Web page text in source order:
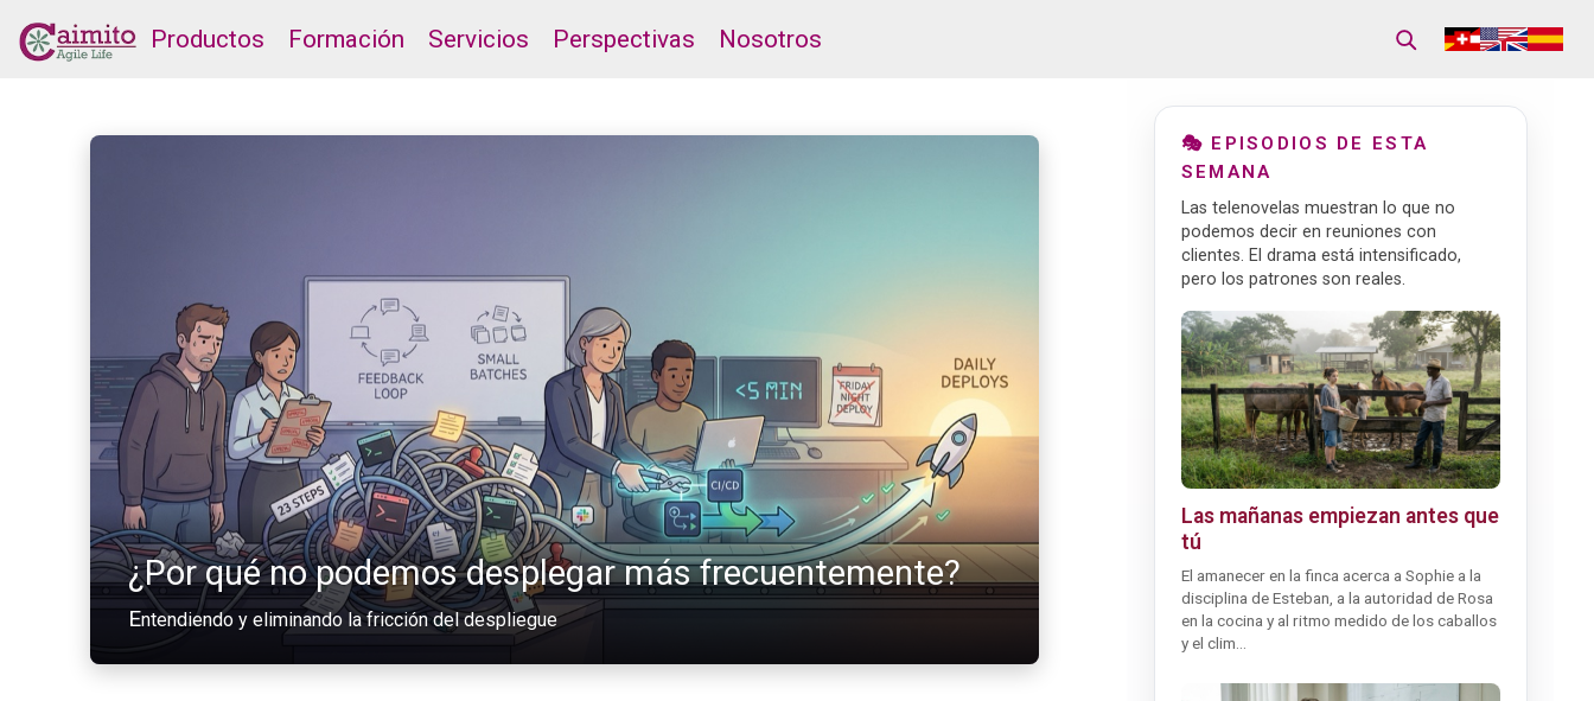
Productos Formación Servicios Perspectivas Nosotros
¿Por qué no podemos desplegar más frecuentemente?
Entendiendo y eliminando la fricción del despliegue
🎭 EPISODIOS DE ESTA
SEMANA
Las telenovelas muestran lo que no
podemos decir en reuniones con
clientes. El drama está intensificado,
pero los patrones son reales.
Las mañanas empiezan antes que
tú
El amanecer en la finca acerca a Sophie a la
disciplina de Esteban, a la autoridad de Rosa
en la cocina y al ritmo medido de los caballos
y el clim...